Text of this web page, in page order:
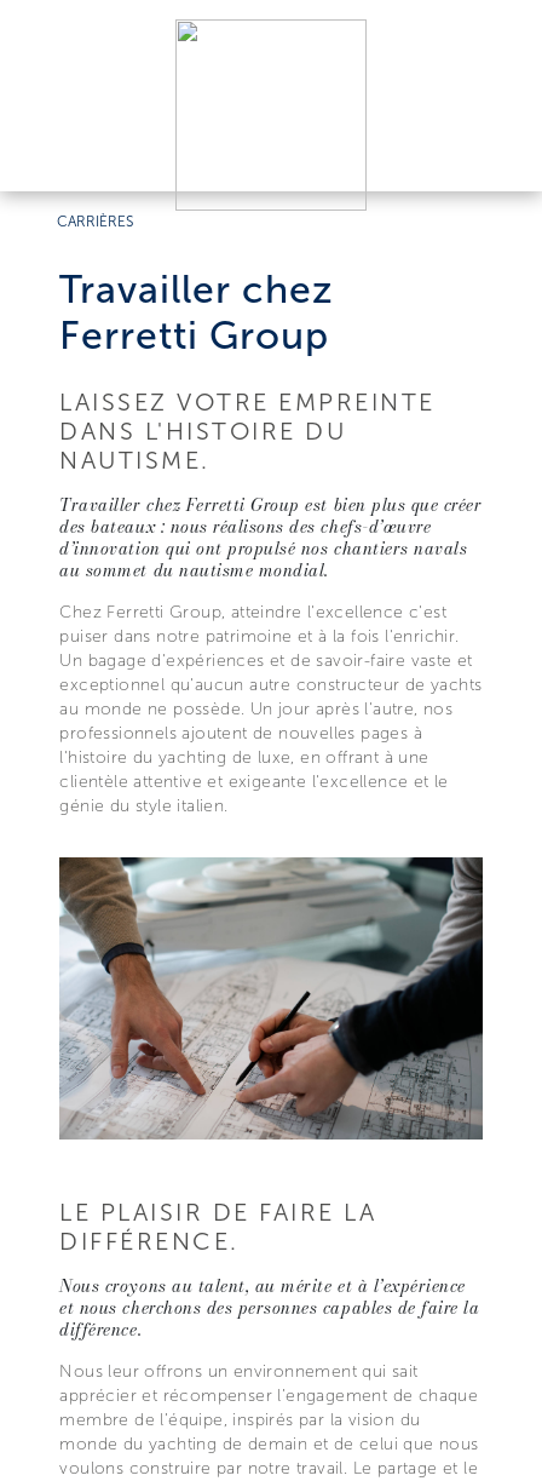
CARRIÈRES
Travailler chez
Ferretti Group
LAISSEZ VOTRE EMPREINTE
DANS L'HISTOIRE DU
NAUTISME.
Travailler chez Ferretti Group est bien plus que créer
des bateaux : nous réalisons des chefs-d’œuvre
d’innovation qui ont propulsé nos chantiers navals
au sommet du nautisme mondial.
Chez Ferretti Group, atteindre l'excellence c'est
puiser dans notre patrimoine et à la fois l'enrichir.
Un bagage d'expériences et de savoir-faire vaste et
exceptionnel qu'aucun autre constructeur de yachts
au monde ne possède. Un jour après l'autre, nos
professionnels ajoutent de nouvelles pages à
l'histoire du yachting de luxe, en offrant à une
clientèle attentive et exigeante l'excellence et le
génie du style italien.
LE PLAISIR DE FAIRE LA
DIFFÉRENCE.
Nous croyons au talent, au mérite et à l’expérience
et nous cherchons des personnes capables de faire la
différence.
Nous leur offrons un environnement qui sait
apprécier et récompenser l’engagement de chaque
membre de l’équipe, inspirés par la vision du
monde du yachting de demain et de celui que nous
voulons construire par notre travail. Le partage et le